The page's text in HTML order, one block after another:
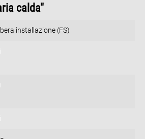
calda"
installazione (FS)